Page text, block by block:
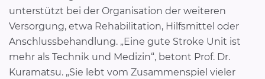
unterstützt bei der Organisation der weiteren
Versorgung, etwa Rehabilitation, Hilfsmittel oder
Anschlussbehandlung. „Eine gute Stroke Unit ist
mehr als Technik und Medizin“, betont Prof. Dr.
Kuramatsu. „Sie lebt vom Zusammenspiel vieler